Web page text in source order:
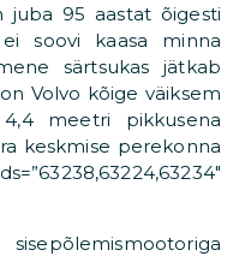
juba 95 aastat õigesti
soovi kaasa minna
särtsukas jätkab
Volvo kõige väiksem
meetri pikkusena
keskmise perekonna